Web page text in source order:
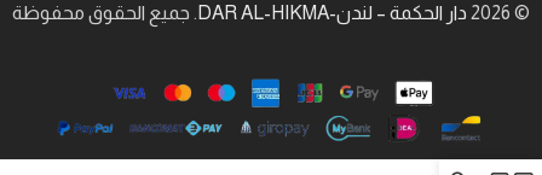
© 2026
دار الحكمة – لندن-DAR AL-HIKMA . جميع الحقوق محفوظة